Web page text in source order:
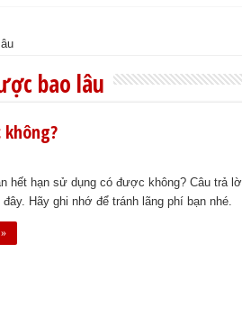
bao lâu
hết hạn sử dụng có được không? Câu trả
đây. Hãy ghi nhớ để tránh lãng phí bạn nhé.